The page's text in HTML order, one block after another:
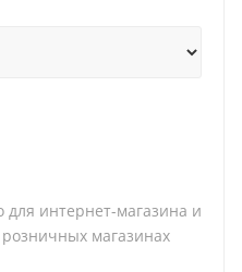
для интернет-магазина и
магазинах